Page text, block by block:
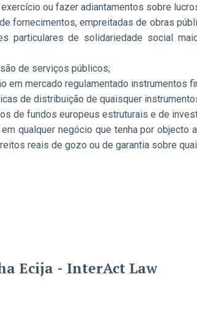
ou fazer adiantamentos sobre
fornecimentos, empreitadas de obras
particulares de solidariedade social
de serviços públicos;
em mercado regulamentado
de distribuição de quaisquer
de fundos europeus estruturais e de
qualquer negócio que tenha por
reais de gozo ou de garantia sobre
Ecija - InterAct Law